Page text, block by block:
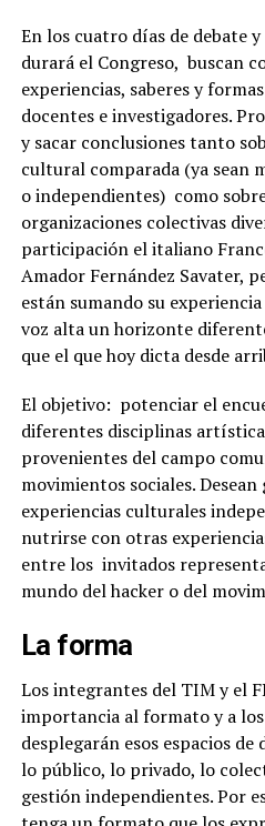
En los cuatro días de debate
durará el Congreso, buscan
experiencias, saberes y
docentes e investigadores.
y sacar conclusiones tanto
cultural comparada (ya sean
o independientes) como
organizaciones colectivas
participación el italiano
Amador Fernández Savater,
están sumando su
voz alta un horizonte
que el que hoy dicta desde
El objetivo: potenciar el
diferentes disciplinas
provenientes del campo
movimientos sociales.
experiencias culturales
nutrirse con otras
entre los invitados
mundo del hacker o del
La forma
Los integrantes del TIM y el
importancia al formato y a los
desplegarán esos espacios
lo público, lo privado, lo
gestión independientes. Por